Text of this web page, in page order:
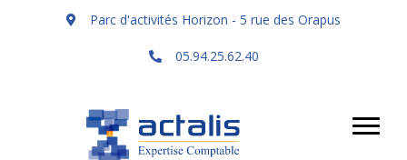
Parc d'activités Horizon - 5 rue des Orapus
05.94.25.62.40